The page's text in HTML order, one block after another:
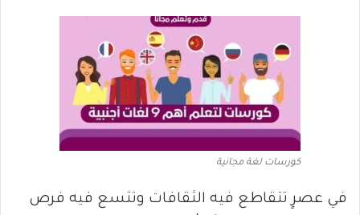
كورسات لغة مجانية
في عصرٍ تتقاطع فيه الثقافات وتتسع فيه فرص